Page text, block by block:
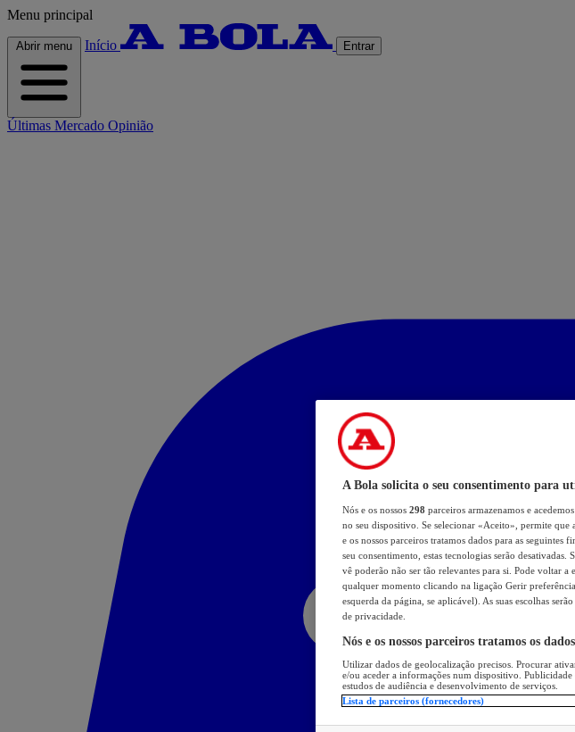
Menu principal
Abrir menu Início Entrar
Últimas Mercado Opinião
A Bola solicita o seu consentimento para
Nós e os nossos 298 parceiros armazenamos e
no seu dispositivo. Se selecionar «Aceito», permite que
e os nossos parceiros tratamos dados para as
seu consentimento, estas tecnologias serão
vê poderão não ser tão relevantes para si. Pode voltar a
qualquer momento clicando na ligação Gerir
esquerda da página, se aplicável). As suas escolhas
de privacidade.
Nós e os nossos parceiros tratamos os
Utilizar dados de geolocalização precisos. Procurar
e/ou aceder a informações num dispositivo.
estudos de audiência e desenvolvimento de serviços.
Lista de parceiros (fornecedores)